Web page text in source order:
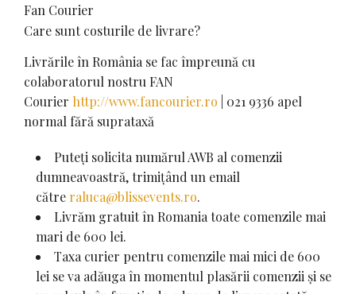
Fan Courier
Care sunt costurile de livrare?
Livrările în România se fac împreună cu
colaboratorul nostru FAN
Courier http://www.fancourier.ro | 021 9336 apel
normal fără suprataxă
Puteți solicita numărul AWB al comenzii
dumneavoastră, trimițând un email
către raluca@blissevents.ro.
Livrăm gratuit în Romania toate comenzile mai
mari de 600 lei.
Taxa curier pentru comenzile mai mici de 600
lei se va adăuga în momentul plasării comenzii și se